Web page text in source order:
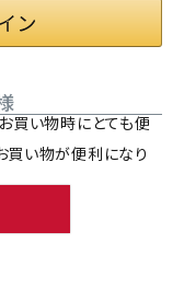
買い物時にとても便
買い物が便利になり